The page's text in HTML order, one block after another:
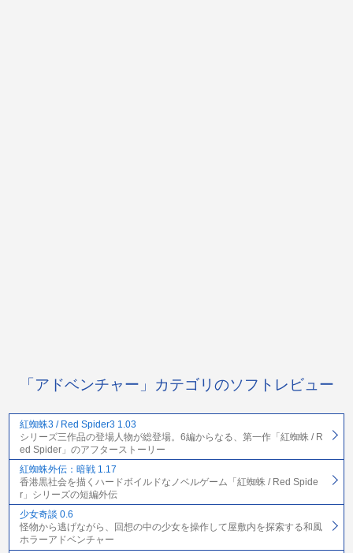
「アドベンチャー」カテゴリのソフトレビュー
紅蜘蛛3 / Red Spider3 1.03
シリーズ三作品の登場人物が総登場。6編からなる、第一作「紅蜘蛛 / R
ed Spider」のアフターストーリー
紅蜘蛛外伝：暗戦 1.17
香港黒社会を描くハードボイルドなノベルゲーム「紅蜘蛛 / Red Spide
r」シリーズの短編外伝
少女奇談 0.6
怪物から逃げながら、回想の中の少女を操作して屋敷内を探索する和風
ホラーアドベンチャー